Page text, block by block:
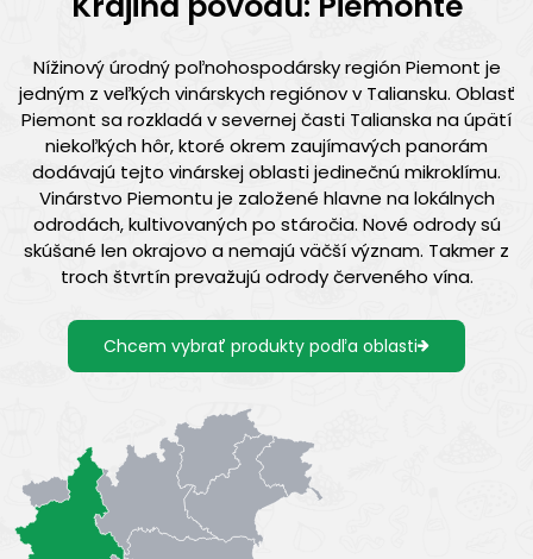
Nížinový úrodný poľnohospodársky región Piemont je
jedným z veľkých vinárskych regiónov v Taliansku. Oblasť
Piemont sa rozkladá v severnej časti Talianska na úpätí
niekoľkých hôr, ktoré okrem zaujímavých panorám
dodávajú tejto vinárskej oblasti jedinečnú mikroklímu.
Vinárstvo Piemontu je založené hlavne na lokálnych
odrodách, kultivovaných po stáročia. Nové odrody sú
skúšané len okrajovo a nemajú väčší význam. Takmer z
troch štvrtín prevažujú odrody červeného vína.
Chcem vybrať produkty podľa oblasti